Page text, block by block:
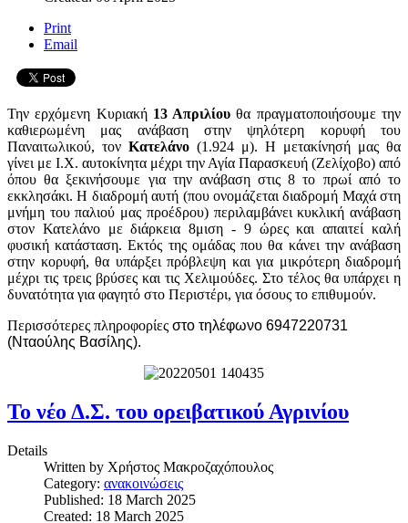
Print
Email
Την ερχόμενη Κυριακή 13 Απριλίου θα πραγματοποιήσουμε την
καθιερωμένη μας ανάβαση στην ψηλότερη κορυφή του
Παναιτωλικού, τον Κατελάνο (1.924 μ). Η μετακίνησή μας θα
γίνει με Ι.Χ. αυτοκίνητα μέχρι την Αγία Παρασκευή (Ζελίχοβο) από
όπου θα ξεκινήσουμε για την ανάβαση στις 8 το πρωί από το
εκκλησάκι. Η διαδρομή αυτή (που ονομάζεται διαδρομή Μαχά στη
μνήμη του παλιού μας προέδρου) περιλαμβάνει κυκλική ανάβαση
στον Κατελάνο με διάρκεια 8μιση - 9 ώρες και απαιτεί καλή
φυσική κατάσταση. Εκτός της ομάδας που θα κάνει την ανάβαση
στην κορυφή, θα υπάρξει πρόβλεψη και για μικρότερη διαδρομή
μέχρι τις τρεις βρύσες και τις Χελιμούδες. Στο τέλος θα υπάρχει η
δυνατότητα για φαγητό στο Περιστέρι, για όσους το επιθυμούν.
Περισσότερες πληροφορίες στο τηλέφωνο 6947220731
(Νταούλης Βασίλης).
Το νέο Δ.Σ. του ορειβατικού Αγρινίου
Details
Written by Χρήστος Μακροζαχόπουλος
Category: ανακοινώσεις
Published: 18 March 2025
Created: 18 March 2025